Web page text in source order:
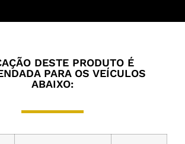
DESTE PRODUTO É
PARA OS VEÍCULOS
ABAIXO: